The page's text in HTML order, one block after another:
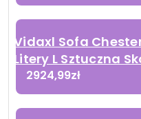
Vidaxl Sofa
Litery L Sztuczna
2924,99zł